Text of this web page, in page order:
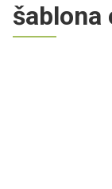
šablona